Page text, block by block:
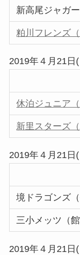
新高尾ジャガ
粕川フレンズ（
2019年４月21
休泊ジュニア（
新里スターズ（
2019年４月21
境ドラゴンズ
三小メッツ（館
2019年４月21